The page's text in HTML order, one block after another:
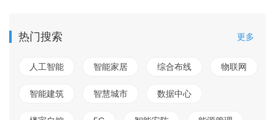
热门搜索 更多
人工智能 智能家居 综合布线 物联网
智能建筑 智慧城市 数据中心